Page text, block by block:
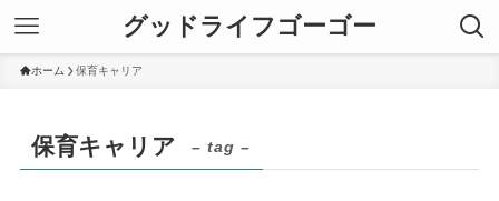
グッドライフゴーゴー
ホーム 保育キャリア
保育キャリア – tag –